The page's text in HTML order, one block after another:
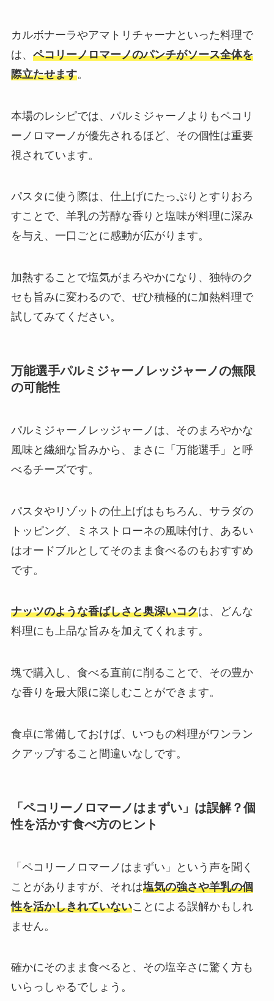
カルボナーラやアマトリチャーナといった料理で
は、 ペコリーノロマーノのパンチがソース全体を
際立たせます。
本場のレシピでは、パルミジャーノよりもペコリ
ーノロマーノが優先されるほど、その個性は重要
視されています。
パスタに使う際は、仕上げにたっぷりとすりおろ
すことで、羊乳の芳醇な香りと塩味が料理に深み
を与え、一口ごとに感動が広がります。
加熱することで塩気がまろやかになり、独特のク
セも旨みに変わるので、ぜひ積極的に加熱料理で
試してみてください。
万能選手パルミジャーノレッジャーノの無限
の可能性
パルミジャーノレッジャーノは、そのまろやかな
風味と繊細な旨みから、まさに「万能選手」と呼
べるチーズです。
パスタやリゾットの仕上げはもちろん、サラダの
トッピング、ミネストローネの風味付け、あるい
はオードブルとしてそのまま食べるのもおすすめ
です。
ナッツのような香ばしさと奥深いコクは、どんな
料理にも上品な旨みを加えてくれます。
塊で購入し、食べる直前に削ることで、その豊か
な香りを最大限に楽しむことができます。
食卓に常備しておけば、いつもの料理がワンラン
クアップすること間違いなしです。
「ペコリーノロマーノはまずい」は誤解？個
性を活かす食べ方のヒント
「ペコリーノロマーノはまずい」という声を聞く
ことがありますが、それは塩気の強さや羊乳の個
性を活かしきれていないことによる誤解かもしれ
ません。
確かにそのまま食べると、その塩辛さに驚く方も
いらっしゃるでしょう。